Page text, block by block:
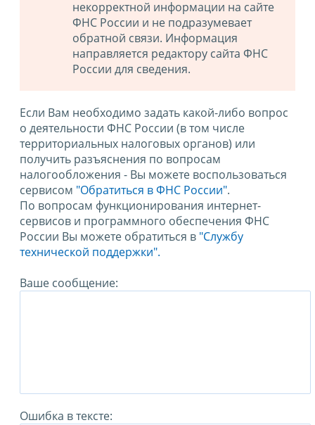
некорректной информации на сайте
ФНС России и не подразумевает
обратной связи. Информация
направляется редактору сайта ФНС
России для сведения.
Если Вам необходимо задать какой-либо вопрос
о деятельности ФНС России (в том числе
территориальных налоговых органов) или
получить разъяснения по вопросам
налогообложения - Вы можете воспользоваться
сервисом "Обратиться в ФНС России".
По вопросам функционирования интернет-
сервисов и программного обеспечения ФНС
России Вы можете обратиться в "Службу
технической поддержки".
Ваше сообщение:
Ошибка в тексте: